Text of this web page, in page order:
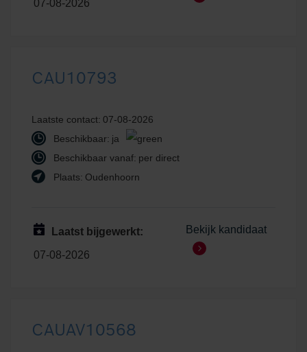
07-08-2026
CAU10793
Laatste contact: 07-08-2026
Beschikbaar: ja
Beschikbaar vanaf: per direct
Plaats: Oudenhoorn
Laatst bijgewerkt:
07-08-2026
Bekijk kandidaat
CAUAV10568